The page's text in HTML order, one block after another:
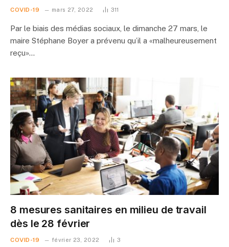
COVID-19 mars 27, 2022 311
Par le biais des médias sociaux, le dimanche 27 mars, le
maire Stéphane Boyer a prévenu qu’il a «malheureusement
reçu»…
8 mesures sanitaires en milieu de travail
dès le 28 février
COVID-19 février 23, 2022 3